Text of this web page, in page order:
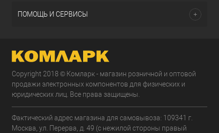
ПОМОЩЬ И СЕРВИСЫ
Copyright 2018 © Комларк - магазин розничной и оптовой
продажи электронных компонентов для физических и
юридических лиц. Все права защищены.
Фактический адрес магазина для самовывоза: 109341 г.
Москва, ул. Перерва, д. 49 (с нежилой стороны правый